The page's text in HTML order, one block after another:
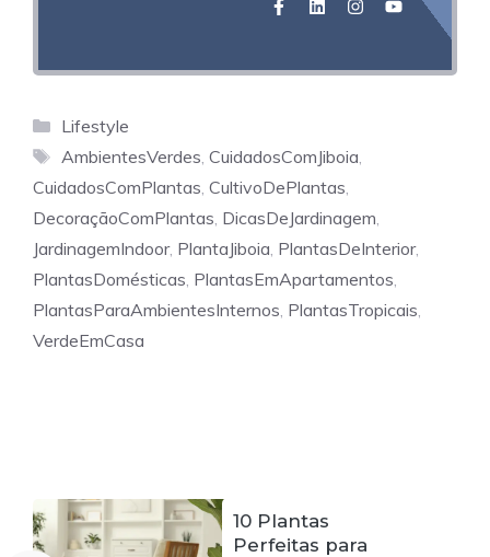
Categorias
Lifestyle
Tags
AmbientesVerdes, CuidadosComJiboia,
CuidadosComPlantas, CultivoDePlantas,
DecoraçãoComPlantas, DicasDeJardinagem,
JardinagemIndoor, PlantaJiboia, PlantasDeInterior,
PlantasDomésticas, PlantasEmApartamentos,
PlantasParaAmbientesInternos, PlantasTropicais,
VerdeEmCasa
10 Plantas
Perfeitas para